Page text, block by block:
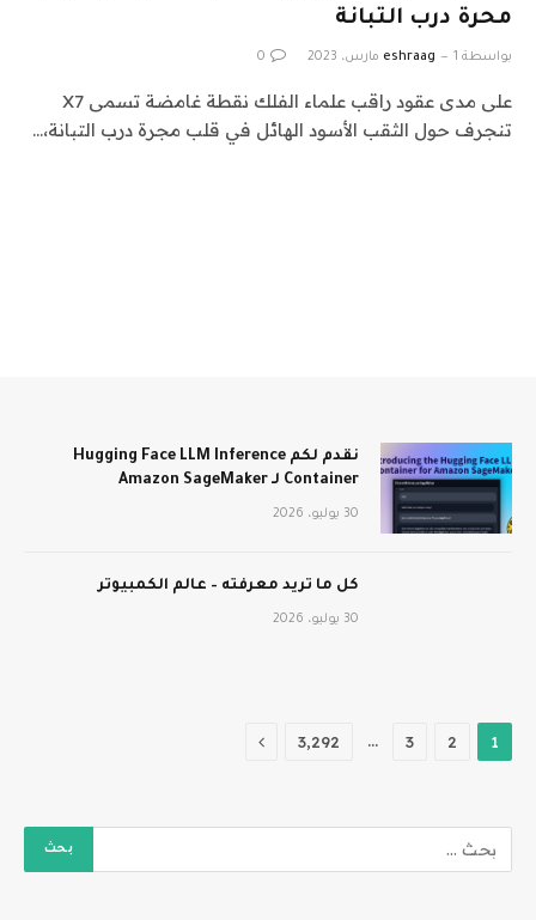
محرة درب التبانة
بواسطة eshraag 1 مارس، 2023 0
على مدى عقود راقب علماء الفلك نقطة غامضة تسمى X7
تنجرف حول الثقب الأسود الهائل في قلب مجرة درب التبانة،…
نقدم لكم Hugging Face LLM Inference
Container لـ Amazon SageMaker
30 يوليو، 2026
كل ما تريد معرفته – عالم الكمبيوتر
30 يوليو، 2026
1
2
3
… 3٬292 التالي